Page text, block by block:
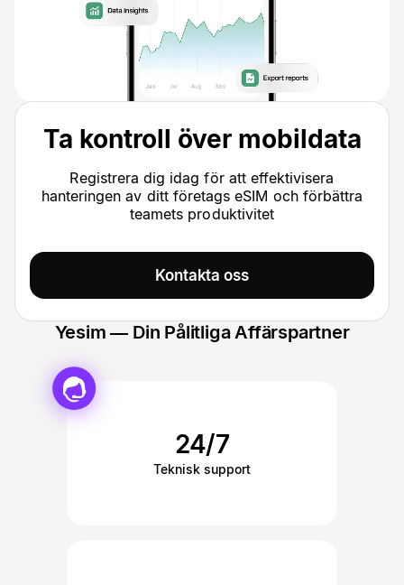
Ta kontroll över mobildata
Registrera dig idag för att effektivisera
hanteringen av ditt företags eSIM och förbättra
teamets produktivitet
Kontakta oss
Yesim — Din Pålitliga Affärspartner
24/7
Teknisk support